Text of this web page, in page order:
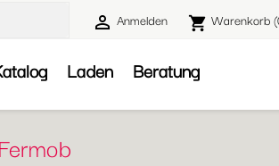
 Anmelden shopping_cart Warenkorb
Laden Beratung